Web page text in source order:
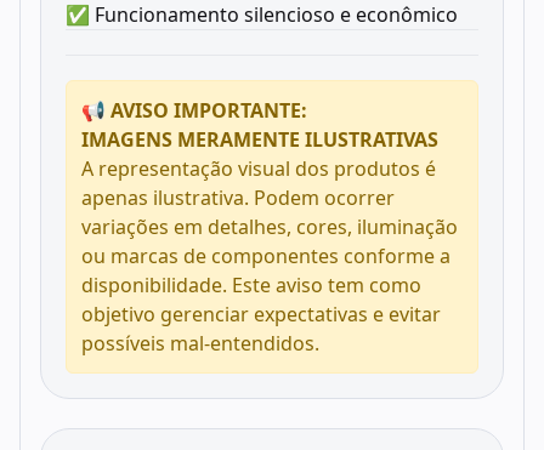
✅ Funcionamento silencioso e econômico
📢 AVISO IMPORTANTE:
IMAGENS MERAMENTE ILUSTRATIVAS
A representação visual dos produtos é
apenas ilustrativa. Podem ocorrer
variações em detalhes, cores, iluminação
ou marcas de componentes conforme a
disponibilidade. Este aviso tem como
objetivo gerenciar expectativas e evitar
possíveis mal-entendidos.